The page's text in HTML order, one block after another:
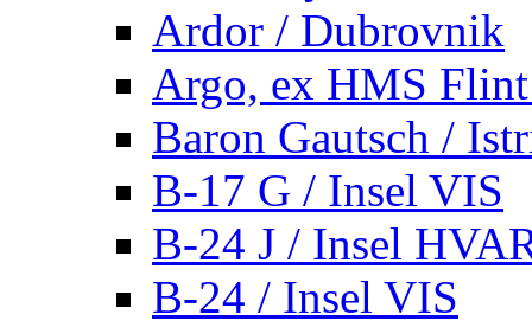
Ardor / Dubrovnik
Argo, ex HMS
Baron Gautsch /
B-17 G / Insel VIS
B-24 J / Insel
B-24 / Insel VIS